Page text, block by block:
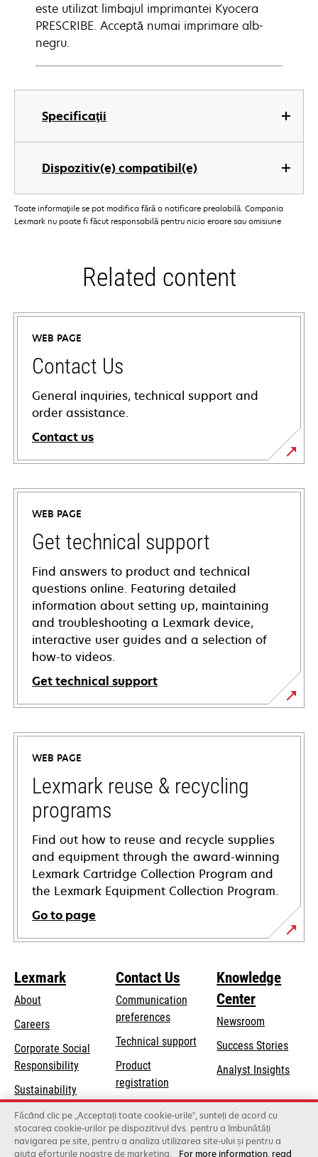
Specificaţii
Dispozitiv(e) compatibil(e)
este utilizat limbajul imprimantei Kyocera
PRESCRIBE. Acceptă numai imprimare alb-
negru.
Toate informaţiile se pot modifica fără o notificare prealabilă. Compania
Lexmark nu poate fi făcut responsabilă pentru nicio eroare sau omisiune
Related content
WEB PAGE
Contact Us
General inquiries, technical support and
order assistance.
Contact us
WEB PAGE
Get technical support
Find answers to product and technical
questions online. Featuring detailed
information about setting up, maintaining
and troubleshooting a Lexmark device,
interactive user guides and a selection of
how-to videos.
Get technical support
opens
in
new
tab
WEB PAGE
Lexmark reuse & recycling
programs
Find out how to reuse and recycle supplies
and equipment through the award-winning
Lexmark Cartridge Collection Program and
the Lexmark Equipment Collection Program.
Go to page
Lexmark
About
Careers
Corporate Social
Responsibilityopens
a
new
tab
Sustainability
Lexmark Partners
Contact Us
Communication
preferences
Technical supportopens
Product
registration
Find a dealer
List of wholesalers
Knowledge
Center
Newsroom
Success Stories
Analyst Insights
Făcând clic pe „Acceptați toate cookie-urile”, sunteți de acord cu
stocarea cookie-urilor pe dispozitivul dvs. pentru a îmbunătăți
navigarea pe site, pentru a analiza utilizarea site-ului și pentru a
ajuta eforturile noastre de marketing.
For more information, read